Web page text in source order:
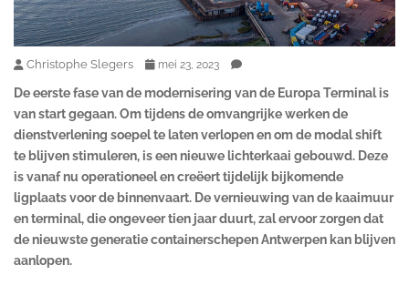
Christophe Slegers mei 23, 2023
De eerste fase van de modernisering van de Europa Terminal is
van start gegaan. Om tijdens de omvangrijke werken de
dienstverlening soepel te laten verlopen en om de modal shift
te blijven stimuleren, is een nieuwe lichterkaai gebouwd. Deze
is vanaf nu operationeel en creëert tijdelijk bijkomende
ligplaats voor de binnenvaart. De vernieuwing van de kaaimuur
en terminal, die ongeveer tien jaar duurt, zal ervoor zorgen dat
de nieuwste generatie containerschepen Antwerpen kan blijven
aanlopen.